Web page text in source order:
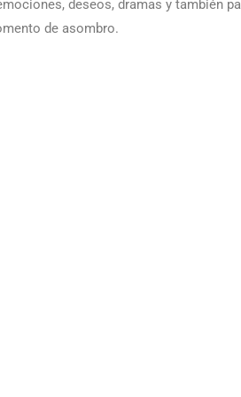
deseos, dramas y también
de asombro.